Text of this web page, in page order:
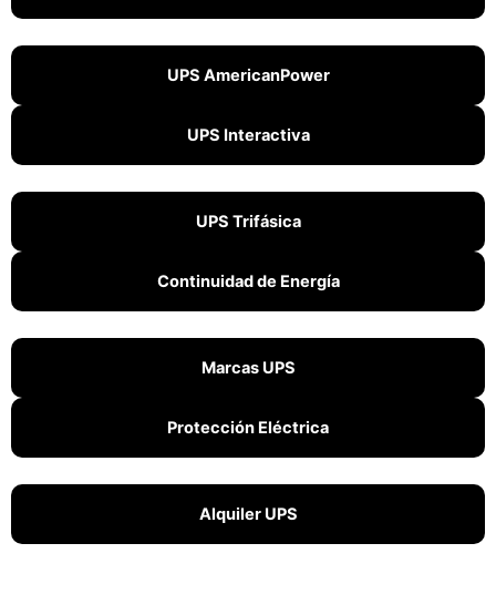
UPS AmericanPower
UPS Interactiva
UPS Trifásica
Continuidad de Energía
Marcas UPS
Protección Eléctrica
Alquiler UPS